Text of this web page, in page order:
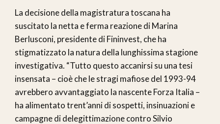
La decisione della magistratura toscana ha
suscitato la netta e ferma reazione di Marina
Berlusconi, presidente di Fininvest, che ha
stigmatizzato la natura della lunghissima stagione
investigativa. “Tutto questo accanirsi su una tesi
insensata – cioè che le stragi mafiose del 1993-94
avrebbero avvantaggiato la nascente Forza Italia –
ha alimentato trent’anni di sospetti, insinuazioni e
campagne di delegittimazione contro Silvio